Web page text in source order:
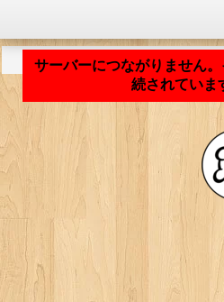
サーバーにつながりません
続されていま
アプリケーションの